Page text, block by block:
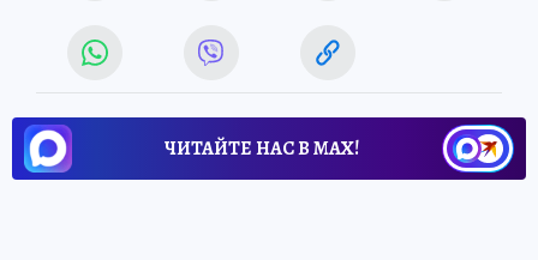
ЧИТАЙТЕ НАС В МАХ!